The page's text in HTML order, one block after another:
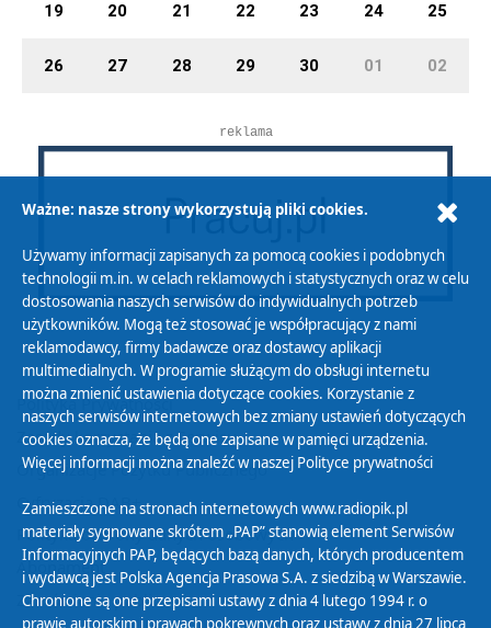
19 20 21 22 23 24 25
26 27 28 29 30 01 02
reklama
Polityka Prywatności
Zasady korzystania z Serwisu
Organizacje Pożytku Publicznego
Cyfryzacja DAB+
Polityka ochrony danych osobowych
Abonament
Zamówienia publiczne
Ważne: nasze strony wykorzystują pliki cookies.
Używamy informacji zapisanych za pomocą cookies i podobnych
technologii m.in. w celach reklamowych i statystycznych oraz w celu
dostosowania naszych serwisów do indywidualnych potrzeb
użytkowników. Mogą też stosować je współpracujący z nami
reklamodawcy, firmy badawcze oraz dostawcy aplikacji
multimedialnych. W programie służącym do obsługi internetu
można zmienić ustawienia dotyczące cookies. Korzystanie z
naszych serwisów internetowych bez zmiany ustawień dotyczących
cookies oznacza, że będą one zapisane w pamięci urządzenia.
Więcej informacji można znaleźć w naszej Polityce prywatności
Zamieszczone na stronach internetowych www.radiopik.pl
materiały sygnowane skrótem „PAP” stanowią element Serwisów
Informacyjnych PAP, będących bazą danych, których producentem
i wydawcą jest Polska Agencja Prasowa S.A. z siedzibą w Warszawie.
Chronione są one przepisami ustawy z dnia 4 lutego 1994 r. o
prawie autorskim i prawach pokrewnych oraz ustawy z dnia 27 lipca